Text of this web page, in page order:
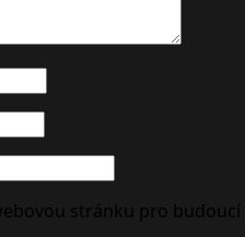
stránku pro